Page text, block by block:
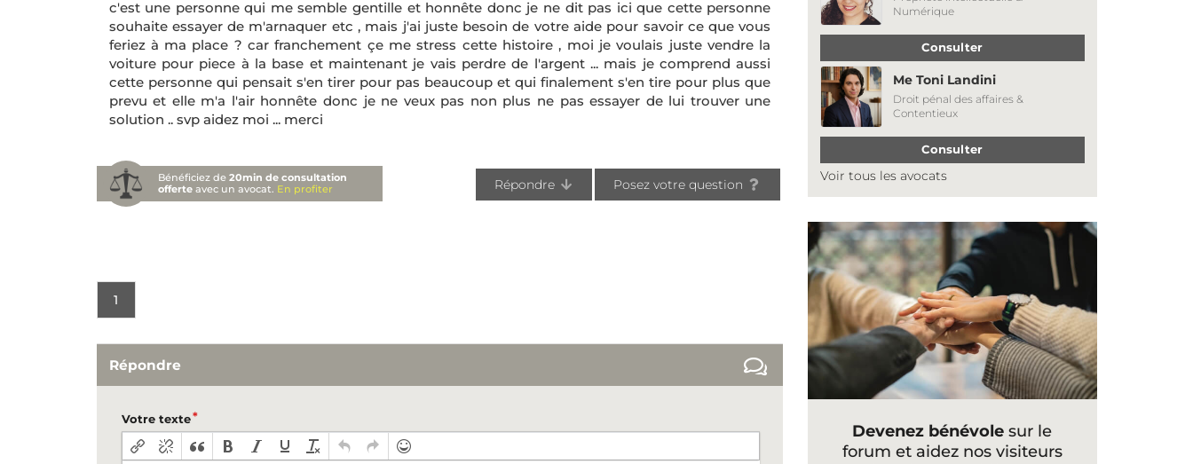
c'est une personne qui me semble gentille et honnête donc je ne dit pas ici que cette personne
souhaite essayer de m'arnaquer etc , mais j'ai juste besoin de votre aide pour savoir ce que vous
feriez à ma place ? car franchement çe me stress cette histoire , moi je voulais juste vendre la
voiture pour piece à la base et maintenant je vais perdre de l'argent ... mais je comprend aussi
cette personne qui pensait s'en tirer pour pas beaucoup et qui finalement s'en tire pour plus que
prevu et elle m'a l'air honnête donc je ne veux pas non plus ne pas essayer de lui trouver une
solution .. svp aidez moi ... merci
Bénéficiez de20min de consultation
offerte avec un avocat. En profiter Répondre Posez votre question
1
Répondre
Votre texte
Numérique
Consulter
Me Toni Landini
Droit pénal des affaires &
Contentieux
Consulter
Voir tous les avocats
Devenez bénévole sur le
forum et aidez nos visiteurs